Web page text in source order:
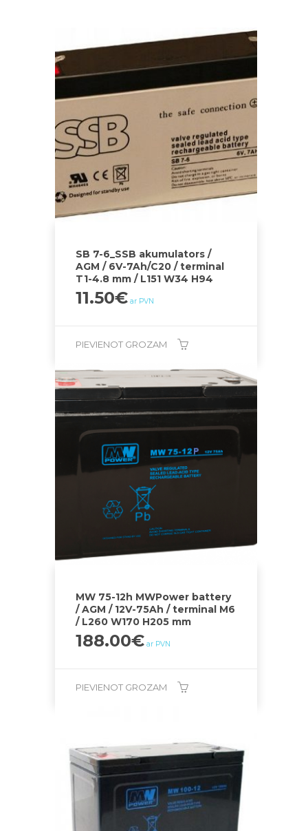
SB 7-6_SSB akumulators /
AGM / 6V-7Ah/C20 / terminal
T1-4.8 mm / L151 W34 H94
11.50€ ar PVN
PIEVIENOT GROZAM
MW 75-12h MWPower battery
/ AGM / 12V-75Ah / terminal M6
/ L260 W170 H205 mm
188.00€ ar PVN
PIEVIENOT GROZAM